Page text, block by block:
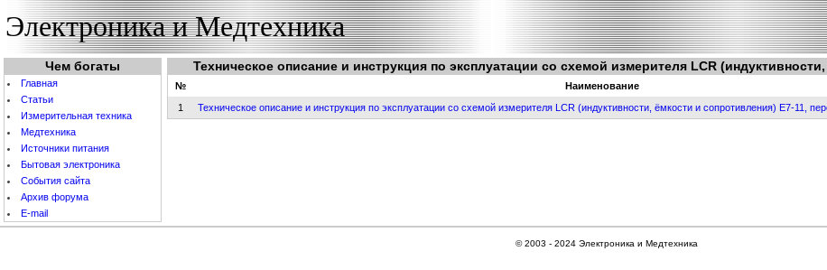
Электроника и Медтехника
Чем богаты
Главная
Статьи
Измерительная техника
Медтехника
Источники питания
Бытовая электроника
События cайта
Архив форума
E-mail
Техническое описание и инструкция по эксплуатации со схемой измерителя LCR
№ Наименование
1
Техническое описание и инструкция по эксплуатации со схемой измерителя LCR (индуктивности, ёмкости и сопротивления) Е7-11,
© 2003 - 2024 Электроника и Медтехника